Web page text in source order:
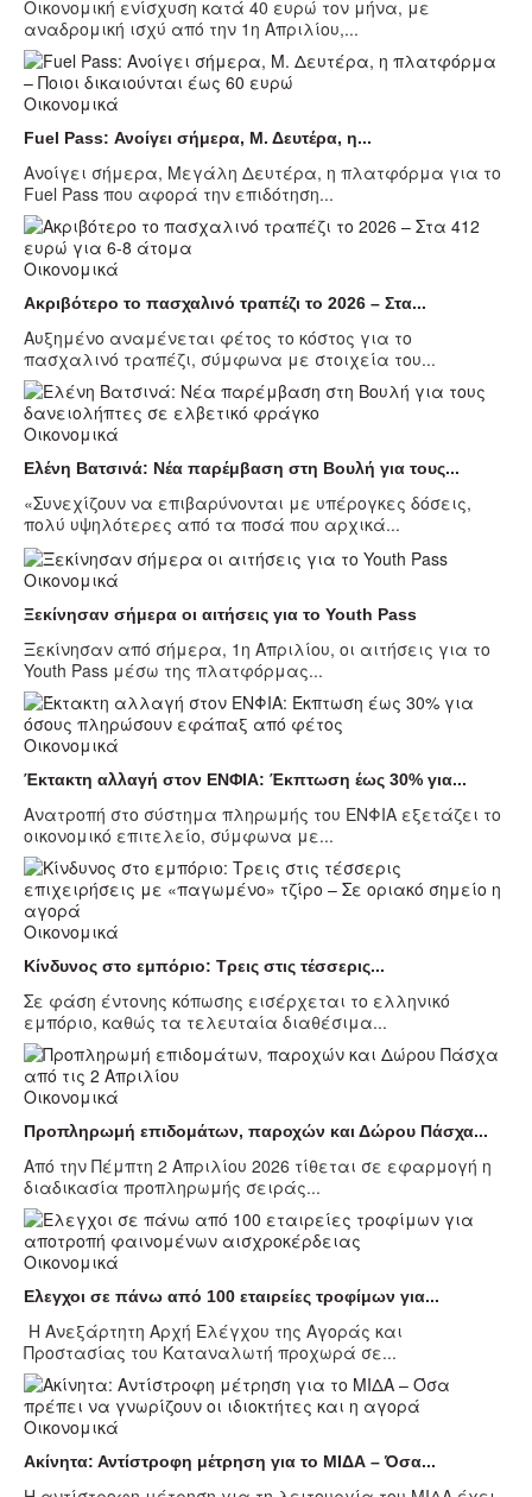
Οικονομική ενίσχυση κατά 40 ευρώ τον μήνα, με
αναδρομική ισχύ από την 1η Απριλίου,...
Οικονομικά
Fuel Pass: Ανοίγει σήμερα, Μ. Δευτέρα, η...
Ανοίγει σήμερα, Μεγάλη Δευτέρα, η πλατφόρμα για το
Fuel Pass που αφορά την επιδότηση...
Οικονομικά
Ακριβότερο το πασχαλινό τραπέζι το 2026 – Στα...
Αυξημένο αναμένεται φέτος το κόστος για το
πασχαλινό τραπέζι, σύμφωνα με στοιχεία του...
Οικονομικά
Ελένη Βατσινά: Νέα παρέμβαση στη Βουλή για τους...
«Συνεχίζουν να επιβαρύνονται με υπέρογκες δόσεις,
πολύ υψηλότερες από τα ποσά που αρχικά...
Οικονομικά
Ξεκίνησαν σήμερα οι αιτήσεις για το Youth Pass
Ξεκίνησαν από σήμερα, 1η Απριλίου, οι αιτήσεις για το
Youth Pass μέσω της πλατφόρμας...
Οικονομικά
Έκτακτη αλλαγή στον ΕΝΦΙΑ: Έκπτωση έως 30% για...
Ανατροπή στο σύστημα πληρωμής του ΕΝΦΙΑ εξετάζει το
οικονομικό επιτελείο, σύμφωνα με...
Οικονομικά
Κίνδυνος στο εμπόριο: Τρεις στις τέσσερις...
Σε φάση έντονης κόπωσης εισέρχεται το ελληνικό
εμπόριο, καθώς τα τελευταία διαθέσιμα...
Οικονομικά
Προπληρωμή επιδομάτων, παροχών και Δώρου Πάσχα...
Από την Πέμπτη 2 Απριλίου 2026 τίθεται σε εφαρμογή η
διαδικασία προπληρωμής σειράς...
Οικονομικά
Ελεγχοι σε πάνω από 100 εταιρείες τροφίμων για...
Η Ανεξάρτητη Αρχή Ελέγχου της Αγοράς και
Προστασίας του Καταναλωτή προχωρά σε...
Οικονομικά
Ακίνητα: Αντίστροφη μέτρηση για το ΜΙΔΑ – Όσα...